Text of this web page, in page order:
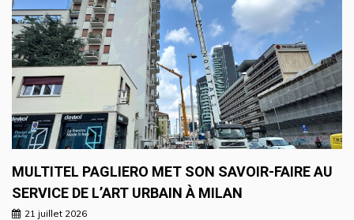
MULTITEL PAGLIERO MET SON SAVOIR-FAIRE AU
SERVICE DE L’ART URBAIN À MILAN
21 juillet 2026